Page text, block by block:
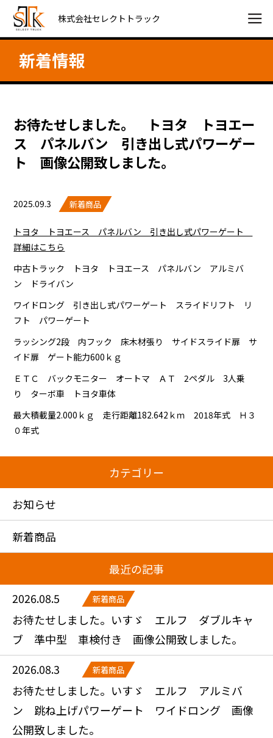
株式会社セレクトトラック
新着情報
お待たせしました。 トヨタ トヨエー
ス パネルバン 引き出し式パワーゲー
ト 画像公開致しました。
2025.09.3 新着商品
トヨタ トヨエース パネルバン 引き出し式パワーゲート
詳細はこちら
中古トラック トヨタ トヨエース パネルバン アルミバ
ン ドライバン
ワイドロング 引き出し式パワーゲート スライドリフト リ
フト パワーゲート
ラッシング2段 内フック 床木材張り サイドスライド扉 サ
イド扉 ゲート能力600ｋｇ
ＥＴＣ バックモニター オートマ ＡＴ 2ペダル 3人乗
り ターボ車 トヨタ車体
最大積載量2.000ｋｇ 走行距離182.642ｋｍ 2018年式 Ｈ３
０年式
カテゴリー
お知らせ
新着商品
最近の記事
2026.08.5
新着商品
お待たせしました。いすゞ エルフ ダブルキャ
ブ 準中型 車検付き 画像公開致しました。
2026.08.3
新着商品
お待たせしました。いすゞ エルフ アルミバ
ン 跳ね上げパワーゲート ワイドロング 画像
公開致しました。